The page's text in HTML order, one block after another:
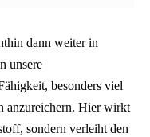
dann weiter in
unsere
besonders viel
anzureichern. Hier wirkt
sondern verleiht den